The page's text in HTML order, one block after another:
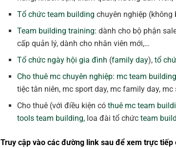
Tổ chức team building chuyên nghiệp
Team building training: dành cho bộ phận
cấp quản lý, dành cho nhân viên mới,…
Tổ chức ngày hội gia đình (family day),tổ
Cho thuê mc chuyên nghiệp: mc team building
tiệc tân niên, mc sport day, mc family day, mc
Cho thuê (với điều kiện cóthuê mc team
tools team building, loa đài tổ chứcteam
Truy cập vào các đường link sau để xem trực tiếp